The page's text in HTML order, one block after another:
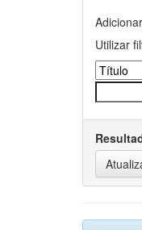
Utilizar